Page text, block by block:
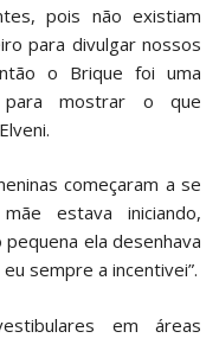
pois não existiam
para divulgar nossos
o Brique foi uma
para mostrar o que
começaram a se
estava iniciando,
ela desenhava
sempre a incentivei”.
em áreas